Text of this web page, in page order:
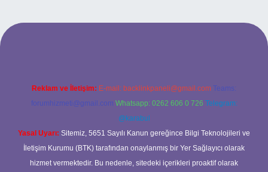
Reklam ve İletişim: E-mail: backlinkpaneli@gmail.com Teams:
forumhizmeti@gmail.com Whatsapp: 0262 606 0 726 Telegram:
@karabul
Yasal Uyarı: Sitemiz, 5651 Sayılı Kanun gereğince Bilgi Teknolojileri ve
İletişim Kurumu (BTK) tarafından onaylanmış bir Yer Sağlayıcı olarak
hizmet vermektedir. Bu nedenle, sitedeki içerikleri proaktif olarak